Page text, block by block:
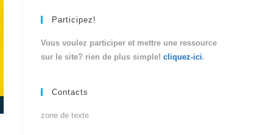
Participez!
Vous voulez participer et mettre une ressource
sur le site? rien de plus simple! cliquez-ici.
Contacts
zone de texte